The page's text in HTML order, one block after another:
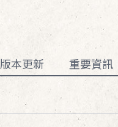
版本更新 重要資訊